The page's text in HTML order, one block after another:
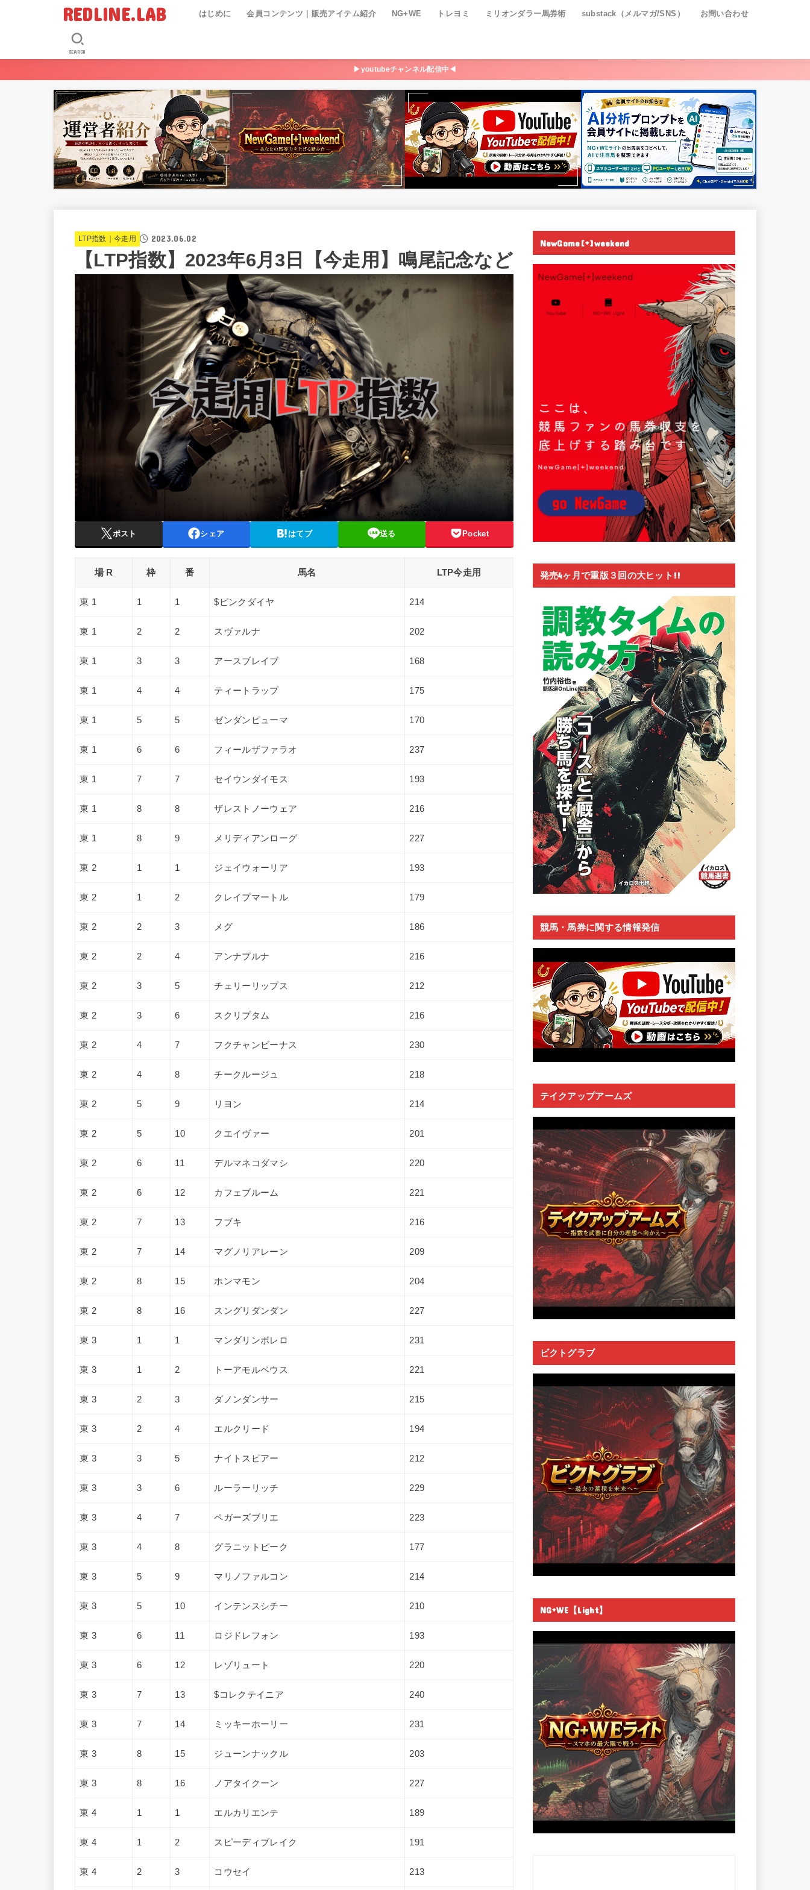
REDLINE.LAB はじめに 会員コンテンツ｜販売アイテム紹介 NG+WE トレヨミ ミリオンダラー馬券術 substack（メルマガ/SNS） お問い合わせ
SEARCH
▶youtubeチャンネル配信中◀
LTP指数｜今走用 2023.06.02
【LTP指数】2023年6月3日【今走用】鳴尾記念など
ポスト シェア はてブ 送る Pocket
場 R 枠 番 馬名 LTP今走用
東 1 1 1 $ピンクダイヤ 214
東 1 2 2 スヴァルナ 202
東 1 3 3 アースブレイブ 168
東 1 4 4 ティートラップ 175
東 1 5 5 ゼンダンピューマ 170
東 1 6 6 フィールザファラオ 237
東 1 7 7 セイウンダイモス 193
東 1 8 8 ザレストノーウェア 216
東 1 8 9 メリディアンローグ 227
東 2 1 1 ジェイウォーリア 193
東 2 1 2 クレイプマートル 179
東 2 2 3 メグ 186
東 2 2 4 アンナプルナ 216
東 2 3 5 チェリーリップス 212
東 2 3 6 スクリプタム 216
東 2 4 7 フクチャンビーナス 230
東 2 4 8 チークルージュ 218
東 2 5 9 リヨン 214
東 2 5 10 クエイヴァー 201
東 2 6 11 デルマネコダマシ 220
東 2 6 12 カフェブルーム 221
東 2 7 13 フブキ 216
東 2 7 14 マグノリアレーン 209
東 2 8 15 ホンマモン 204
東 2 8 16 スングリダンダン 227
東 3 1 1 マンダリンボレロ 231
東 3 1 2 トーアモルペウス 221
東 3 2 3 ダノンダンサー 215
東 3 2 4 エルクリード 194
東 3 3 5 ナイトスピアー 212
東 3 3 6 ルーラーリッチ 229
東 3 4 7 ペガーズブリエ 223
東 3 4 8 グラニットピーク 177
東 3 5 9 マリノファルコン 214
東 3 5 10 インテンスシチー 210
東 3 6 11 ロジドレフォン 193
東 3 6 12 レゾリュート 220
東 3 7 13 $コレクテイニア 240
東 3 7 14 ミッキーホーリー 231
東 3 8 15 ジューンナックル 203
東 3 8 16 ノアタイクーン 227
東 4 1 1 エルカリエンテ 189
東 4 1 2 スピーディブレイク 191
東 4 2 3 コウセイ 213
NewGame[+]weekend
発売4ヶ月で重版３回の大ヒット!!
競馬・馬券に関する情報発信
テイクアップアームズ
ビクトグラブ
NG+WE【Light】